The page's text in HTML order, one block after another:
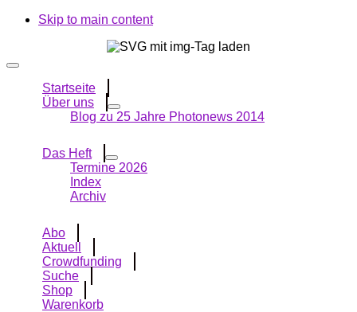
Skip to main content
Startseite
Über uns
Blog zu 25 Jahre Photonews 2014
Das Heft
Termine 2026
Index
Archiv
Abo
Aktuell
Crowdfunding
Suche
Shop
Warenkorb